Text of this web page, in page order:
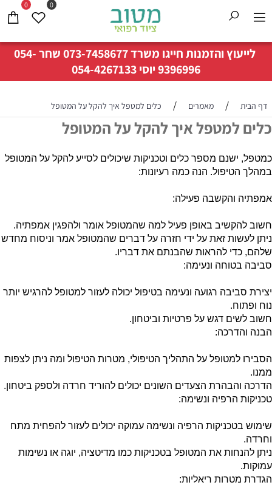
לייעוץ והזמנות חייגו משרד073-7458677שחר054-
9396996יוסי054-4267133
0 0
דף הבית / מאמרים / כלים למטפל איך להקל על המטופל
כלים למטפל איך להקל על המטופל
כמטפל, ישנם מספר כלים וטכניקות שיכולים לסייע להקל על המטופל
במהלך הטיפול. הנה כמה רעיונות:
אמפתיה והקשבה פעילה:
חשוב להקשיב באופן פעיל למה שהמטופל אומר ולהפגין אמפתיה.
ניתן לעשות זאת על ידי חזרה על דברים שהמטופל אמר וניסוח מחדש
שלהם, כדי להראות שהבנתם את דבריו.
סביבה בטוחה ונעימה:
יצירת סביבה רגועה ונעימה בטיפול יכולה לעזור למטופל להרגיש יותר
נוח ופתוח.
חשוב לשים דגש על פרטיות וביטחון.
הבנה והדרכה:
הסבירו למטופל על התהליך הטיפולי, מטרות הטיפול ומה ניתן לצפות
ממנו.
הדרכה והבהרת הצעדים השונים יכולים להוריד חרדה ולספק ביטחון.
טכניקות הרפיה ונשימה:
שימוש בטכניקות הרפיה ונשימה עמוקה יכולים לעזור להפחית מתח
וחרדה.
ניתן להנחות את המטופל בטכניקות כמו מדיטציה, יוגה או נשימות
עמוקות.
הגדרת מטרות ריאליות: